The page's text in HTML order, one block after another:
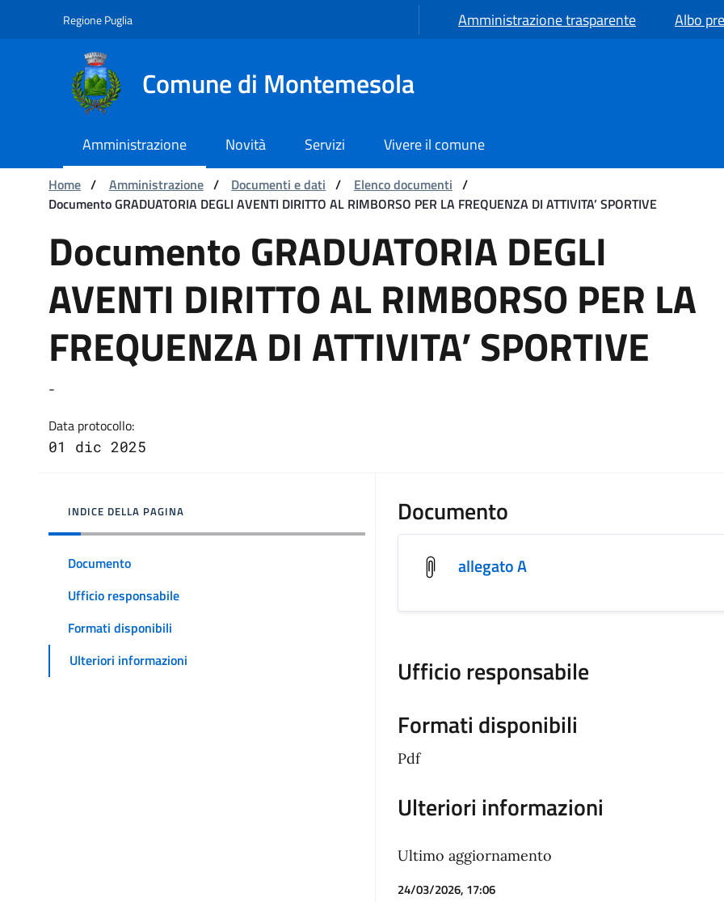
Navigazione
Salta al contenuto
Regione Puglia Amministrazione trasparente Albo
Comune di Montemesola
Amministrazione Novità Servizi
Vivere il comune
Ti trovi in:
Home / Amministrazione / Documenti e dati / Elenco documenti /
Documento GRADUATORIA DEGLI AVENTI DIRITTO AL RIMBORSO PER LA FREQUENZA DI ATTIVITA’ SPORTIVE
Documento GRADUATORIA DEGLI AVENTI
Documento GRADUATORIA DEGLI
AVENTI DIRITTO AL RIMBORSO PER LA
FREQUENZA DI ATTIVITA’ SPORTIVE
-
Data protocollo:
01 dic 2025
INDICE DELLA PAGINA
Documento
Ufficio responsabile
Formati disponibili
Ulteriori informazioni
Documento
allegato A
Ufficio responsabile
Formati disponibili
Pdf
Ulteriori informazioni
Ultimo aggiornamento
24/03/2026, 17:06